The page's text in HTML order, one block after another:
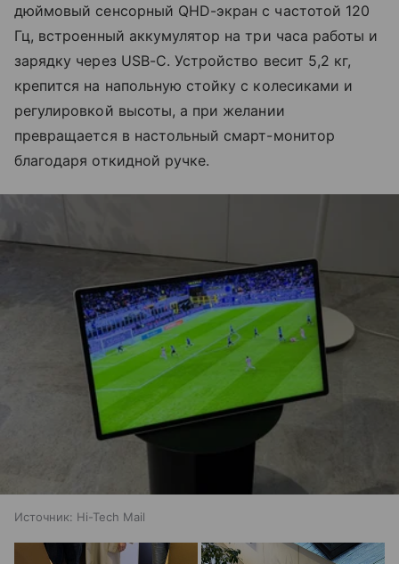
дюймовый сенсорный QHD-экран с частотой 120
Гц, встроенный аккумулятор на три часа работы и
зарядку через USB-C. Устройство весит 5,2 кг,
крепится на напольную стойку с колесиками и
регулировкой высоты, а при желании
превращается в настольный смарт-монитор
благодаря откидной ручке.
Источник: Hi-Tech Mail